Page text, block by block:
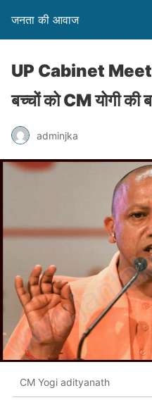
जनता की आवाज
UP Cabinet
बच्चों को CM योगी की
adminjka
CM Yogi adityanath